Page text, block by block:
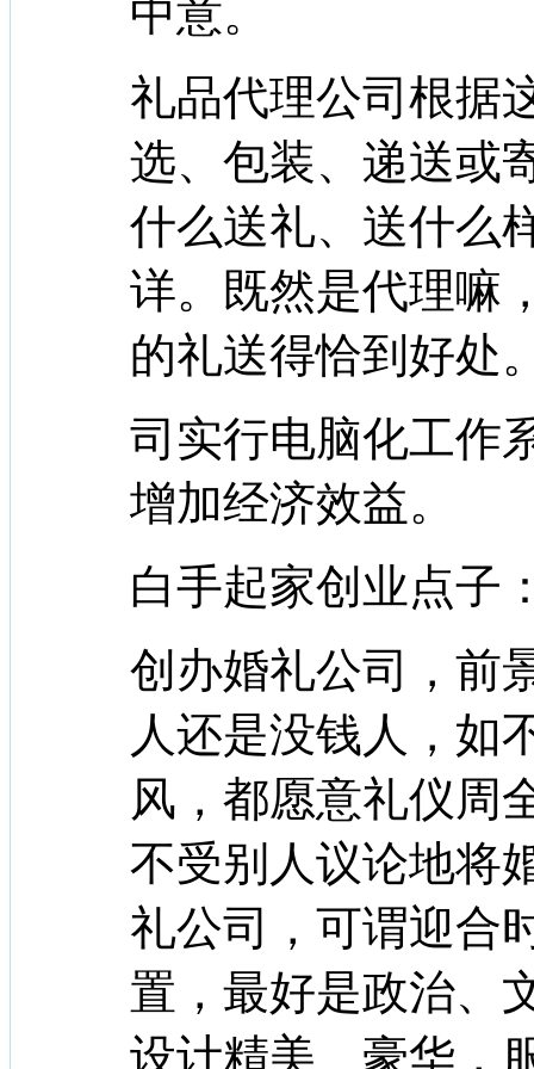
中意。
礼品代理公司根据
选、包装、递送或
什么送礼、送什么
详。既然是代理嘛
的礼送得恰到好处
司实行电脑化工作
增加经济效益。
白手起家创业点子
创办婚礼公司，前
人还是没钱人，如
风，都愿意礼仪周
不受别人议论地将
礼公司，可谓迎合
置，最好是政治、
设计精美、豪华，